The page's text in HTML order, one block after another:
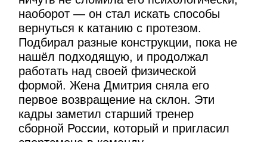
наоборот — он стал искать способы
вернуться к катанию с протезом.
Подбирал разные конструкции, пока не
нашёл подходящую, и продолжал
работать над своей физической
формой. Жена Дмитрия сняла его
первое возвращение на склон. Эти
кадры заметил старший тренер
сборной России, который и пригласил